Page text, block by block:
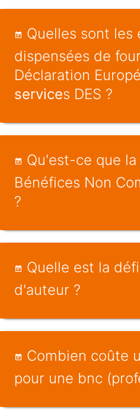
Quelles sont les
dispensées de
Déclaration
services DES ?
Qu'est-ce que
Bénéfices Non
?
Quelle est la
d'auteur ?
Combien coûte
pour une bnc